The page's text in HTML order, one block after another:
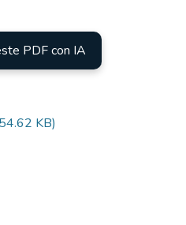
PDF con IA
KB)